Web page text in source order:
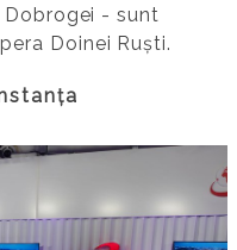
- sunt
Doinei Ruști.